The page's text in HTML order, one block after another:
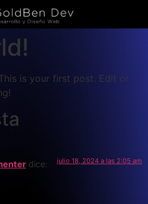
is your first post. Edit or
dice: julio 18, 2024 a las 2:05 am